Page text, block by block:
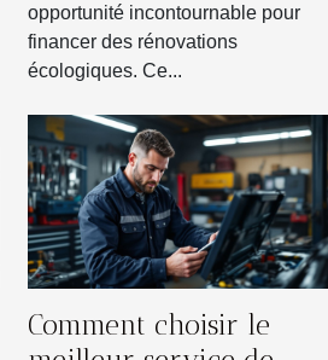
opportunité incontournable pour
financer des rénovations
écologiques. Ce...
Comment choisir le